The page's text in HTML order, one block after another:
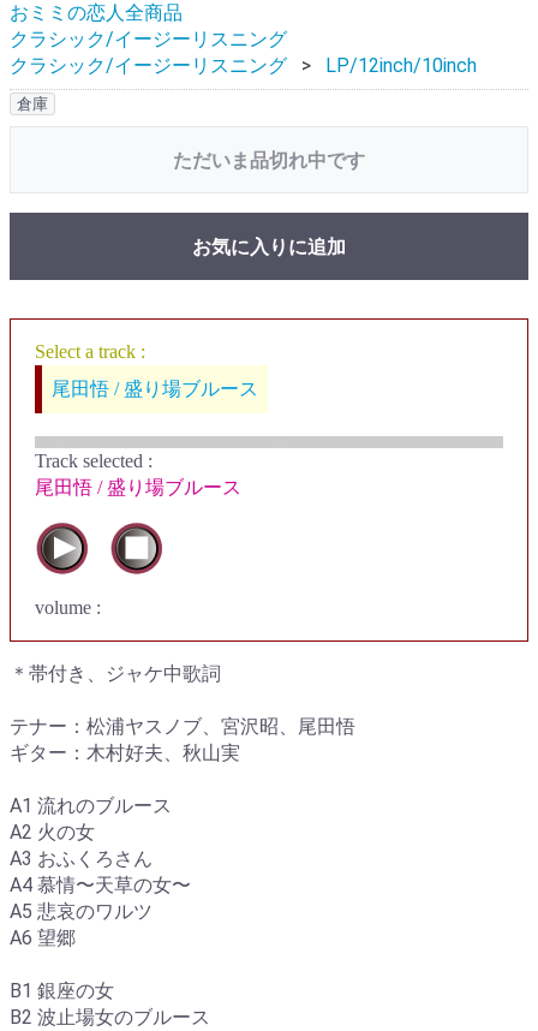
おミミの恋人全商品
クラシック/イージーリスニング
クラシック/イージーリスニング
LP/12inch/10inch
倉庫
ただいま品切れ中です
お気に入りに追加
Select a track :
尾田悟 / 盛り場ブルース
Track selected :
尾田悟 / 盛り場ブルース
volume :
＊帯付き、ジャケ中歌詞
テナー：松浦ヤスノブ、宮沢昭、尾田悟
ギター：木村好夫、秋山実
A1 流れのブルース
A2 火の女
A3 おふくろさん
A4 慕情〜天草の女〜
A5 悲哀のワルツ
A6 望郷
B1 銀座の女
B2 波止場女のブルース